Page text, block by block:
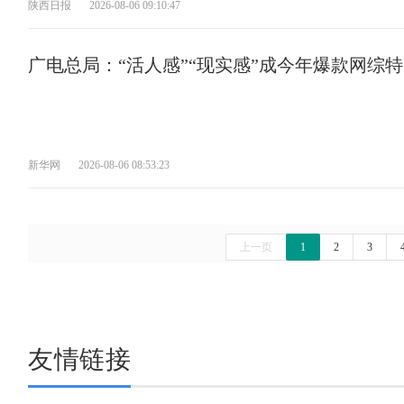
陕西日报 2026-08-06 09:10:47
广电总局：“活人感”“现实感”成今年爆款网综
新华网 2026-08-06 08:53:23
上一页 1 2 3
友情链接